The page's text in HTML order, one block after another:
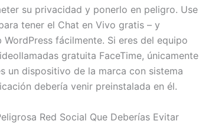
su privacidad y ponerlo en peligro. Use
tener el Chat en Vivo gratis – y
fácilmente. Si eres del equipo
gratuita FaceTime, únicamente
un dispositivo de la marca con sistema
debería venir preinstalada en él.
Red Social Que Deberías Evitar